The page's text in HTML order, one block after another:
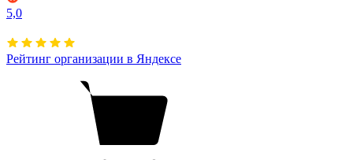
5,0
Рейтинг организации в Яндексе